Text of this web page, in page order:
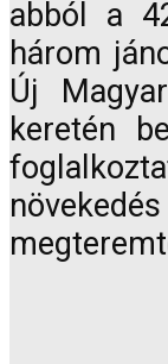
abból a
három
Új
keretén